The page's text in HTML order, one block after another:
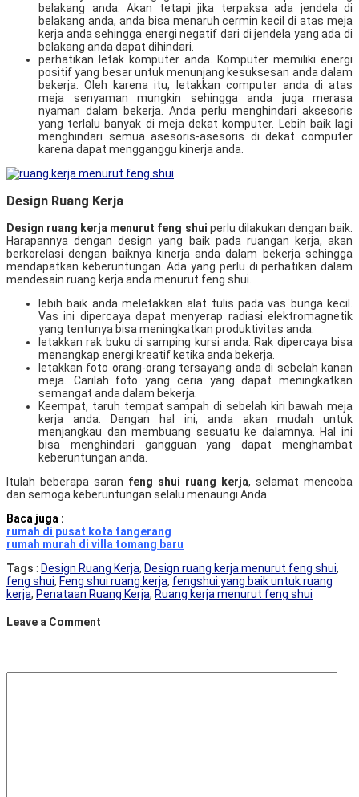
belakang anda. Akan tetapi jika terpaksa ada jendela di
belakang anda, anda bisa menaruh cermin kecil di atas meja
kerja anda sehingga energi negatif dari di jendela yang ada di
belakang anda dapat dihindari.
perhatikan letak komputer anda. Komputer memiliki energi
positif yang besar untuk menunjang kesuksesan anda dalam
bekerja. Oleh karena itu, letakkan computer anda di atas
meja senyaman mungkin sehingga anda juga merasa
nyaman dalam bekerja. Anda perlu menghindari aksesoris
yang terlalu banyak di meja dekat komputer. Lebih baik lagi
menghindari semua asesoris-asesoris di dekat computer
karena dapat mengganggu kinerja anda.
Design Ruang Kerja
Design ruang kerja menurut feng shui perlu dilakukan dengan baik.
Harapannya dengan design yang baik pada ruangan kerja, akan
berkorelasi dengan baiknya kinerja anda dalam bekerja sehingga
mendapatkan keberuntungan. Ada yang perlu di perhatikan dalam
mendesain ruang kerja anda menurut feng shui.
lebih baik anda meletakkan alat tulis pada vas bunga kecil.
Vas ini dipercaya dapat menyerap radiasi elektromagnetik
yang tentunya bisa meningkatkan produktivitas anda.
letakkan rak buku di samping kursi anda. Rak dipercaya bisa
menangkap energi kreatif ketika anda bekerja.
letakkan foto orang-orang tersayang anda di sebelah kanan
meja. Carilah foto yang ceria yang dapat meningkatkan
semangat anda dalam bekerja.
Keempat, taruh tempat sampah di sebelah kiri bawah meja
kerja anda. Dengan hal ini, anda akan mudah untuk
menjangkau dan membuang sesuatu ke dalamnya. Hal ini
bisa menghindari gangguan yang dapat menghambat
keberuntungan anda.
Itulah beberapa saran feng shui ruang kerja, selamat mencoba
dan semoga keberuntungan selalu menaungi Anda.
Baca juga :
rumah di pusat kota tangerang
rumah murah di villa tomang baru
Tags : Design Ruang Kerja, Design ruang kerja menurut feng shui,
feng shui, Feng shui ruang kerja, fengshui yang baik untuk ruang
kerja, Penataan Ruang Kerja, Ruang kerja menurut feng shui
Leave a Comment